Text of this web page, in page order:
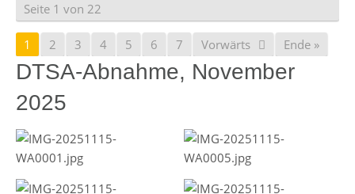
Seite 1 von 22
1 2 3 4 5 6 7 Vorwärts Ende »
DTSA-Abnahme, November
2025